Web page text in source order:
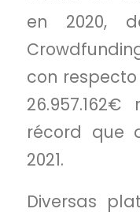
en 2020,
con
récord que
2021.
Diversas